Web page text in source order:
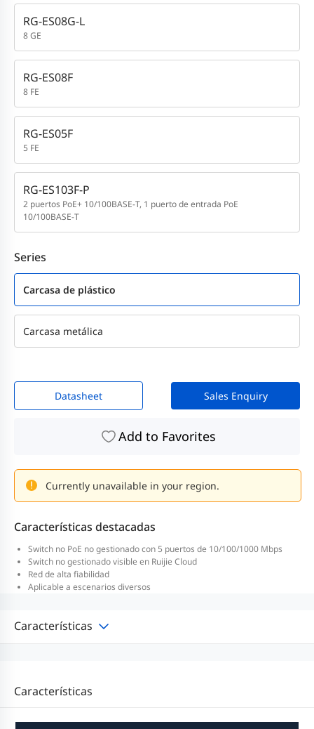
RG-ES08G-L
8 GE
RG-ES08F
8 FE
RG-ES05F
5 FE
RG-ES103F-P
2 puertos PoE+ 10/100BASE-T, 1 puerto de entrada PoE
10/100BASE-T
Series
Carcasa de plástico
Carcasa metálica
Datasheet Sales Enquiry
Add to Favorites
Currently unavailable in your region.
Características destacadas
Switch no PoE no gestionado con 5 puertos de 10/100/1000 Mbps
Switch no gestionado visible en Ruijie Cloud
Red de alta fiabilidad
Aplicable a escenarios diversos
Características
Características